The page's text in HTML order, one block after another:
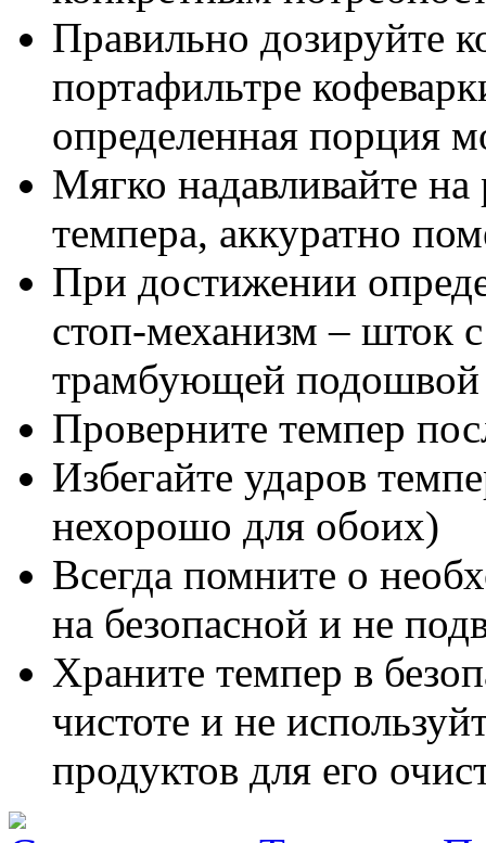
Правильно дозируйте
портафильтре
определенная порция
Мягко надавливайте
темпера, аккуратно
При достижении
стоп-механизм – шток
трамбующей подошвой
Проверните темпер
Избегайте ударов
нехорошо для обоих)
Всегда помните о
на безопасной и не
Храните темпер в
чистоте и не
продуктов для его